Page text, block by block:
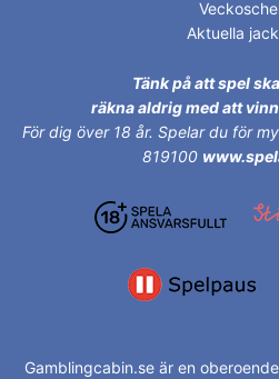
Aktuella
Tänk på att spel
räkna aldrig med att
För dig över 18 år. Spelar du för
819100
Gamblingcabin.se är en